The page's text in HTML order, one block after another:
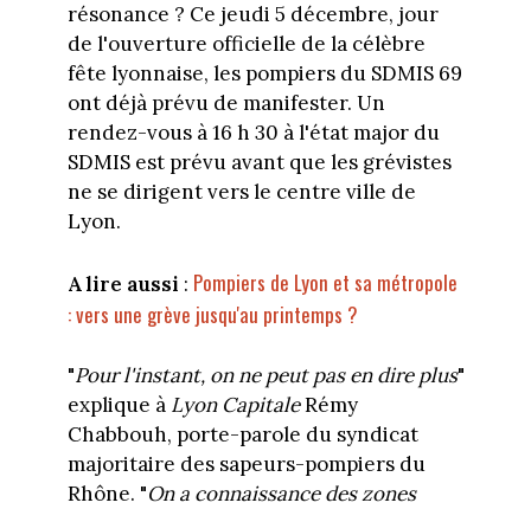
résonance ? Ce jeudi 5 décembre, jour
de l'ouverture officielle de la célèbre
fête lyonnaise, les pompiers du SDMIS 69
ont déjà prévu de manifester. Un
rendez-vous à 16 h 30 à l'état major du
SDMIS est prévu avant que les grévistes
ne se dirigent vers le centre ville de
Lyon.
A lire aussi : Pompiers de Lyon et sa métropole
: vers une grève jusqu'au printemps ?
"Pour l'instant, on ne peut pas en dire plus"
explique à Lyon CapitaleRémy
Chabbouh, porte-parole du syndicat
majoritaire des sapeurs-pompiers du
Rhône. "On a connaissance des zones